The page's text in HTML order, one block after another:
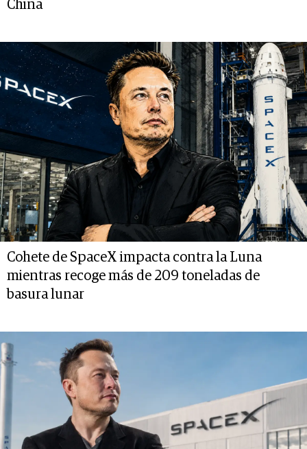
China
Cohete de SpaceX impacta contra la Luna
mientras recoge más de 209 toneladas de
basura lunar